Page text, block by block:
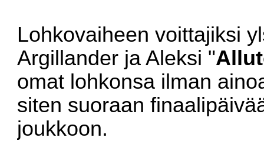
Lohkovaiheen voittajiksi
Argillander ja Aleksi "
omat lohkonsa ilman
siten suoraan
joukkoon.